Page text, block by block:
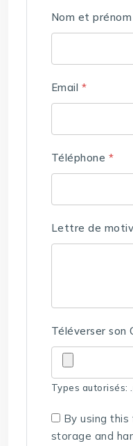
Nom et prénom
Email *
Téléphone *
Lettre de
Téléverser son
Types autorisés:
By using
storage and